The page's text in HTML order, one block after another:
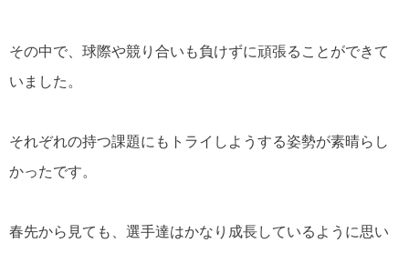
その中で、球際や競り合いも負けずに頑張ることができて
いました。
それぞれの持つ課題にもトライしようする姿勢が素晴らし
かったです。
春先から見ても、選手達はかなり成長しているように思い